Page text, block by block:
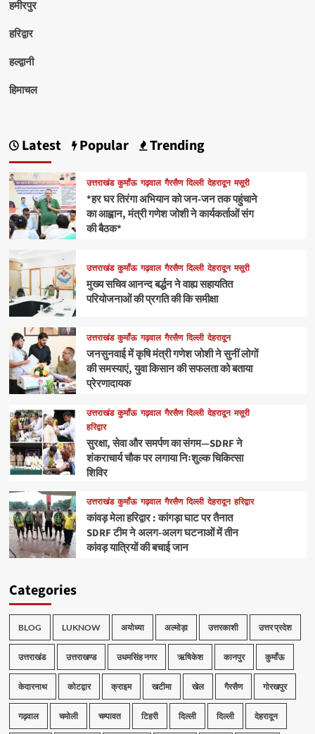
हमीरपुर
हरिद्वार
हल्द्वानी
हिमाचल
Latest Popular Trending
उत्तराखंड कुमाँऊ गढ़वाल गैरसैण दिल्ली देहरादून मसूरी
*हर घर तिरंगा अभियान को जन-जन तक पहुंचाने
का आह्वान, मंत्री गणेश जोशी ने कार्यकर्ताओं संग
की बैठक*
उत्तराखंड कुमाँऊ गढ़वाल गैरसैण दिल्ली देहरादून मसूरी
मुख्य सचिव आनन्द बर्द्धन ने वाह्य सहायतित
परियोजनाओं की प्रगति की कि समीक्षा
उत्तराखंड कुमाँऊ गढ़वाल गैरसैण दिल्ली देहरादून
जनसुनवाई में कृषि मंत्री गणेश जोशी ने सुनीं लोगों
की समस्याएं, युवा किसान की सफलता को बताया
प्रेरणादायक
उत्तराखंड कुमाँऊ गढ़वाल गैरसैण दिल्ली देहरादून मसूरी
हरिद्वार
सुरक्षा, सेवा और समर्पण का संगम—SDRF ने
शंकराचार्य चौक पर लगाया निःशुल्क चिकित्सा
शिविर
उत्तराखंड कुमाँऊ गढ़वाल गैरसैण दिल्ली देहरादून हरिद्वार
कांवड़ मेला हरिद्वार : कांगड़ा घाट पर तैनात
SDRF टीम ने अलग-अलग घटनाओं में तीन
कांवड़ यात्रियों की बचाई जान
Categories
BLOG LUKNOW अयोध्या अल्मोड़ा उत्तरकाशी उत्तर प्रदेश
उत्तराखंड उत्तराखण्ड उधमसिंह नगर ऋषिकेश कानपुर कुमाँऊ
केदारनाथ कोटद्वार क्राइम खटीमा खेल गैरसैण गोरखपुर
गढ़वाल चमोली चम्पावत टिहरी दिल्ली दिल्ली देहरादून